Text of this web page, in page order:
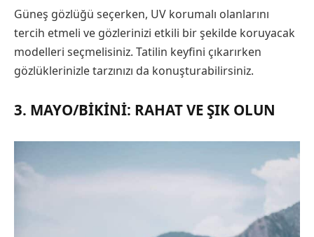
Güneş gözlüğü seçerken, UV korumalı olanlarını
tercih etmeli ve gözlerinizi etkili bir şekilde koruyacak
modelleri seçmelisiniz. Tatilin keyfini çıkarırken
gözlüklerinizle tarzınızı da konuşturabilirsiniz.
3. MAYO/BIKINI: RAHAT VE ŞIK OLUN